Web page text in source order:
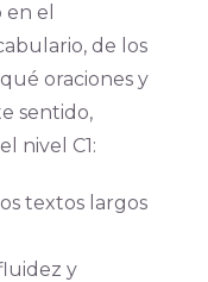
el
de los
oraciones y
sentido,
nivel C1:
textos largos
y